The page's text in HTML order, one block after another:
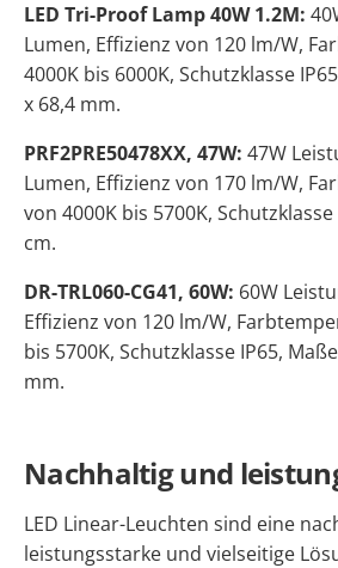
LED Tri-Proof Lamp 40W 1.2M:
Lumen, Effizienz von 120 lm/W,
4000K bis 6000K, Schutzklasse
x 68,4 mm.
PRF2PRE50478XX, 47W: 47W
Lumen, Effizienz von 170 lm/W,
von 4000K bis 5700K, Schutzklasse
cm.
DR-TRL060-CG41, 60W: 60W
Effizienz von 120 lm/W,
bis 5700K, Schutzklasse IP65,
mm.
Nachhaltig und
LED Linear-Leuchten sind eine
leistungsstarke und vielseitige